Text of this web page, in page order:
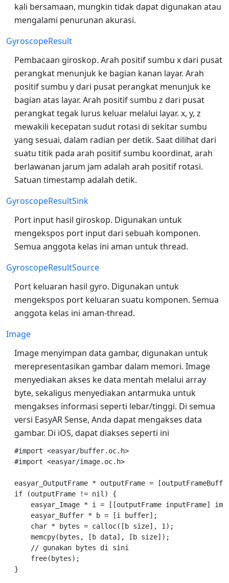
kali bersamaan, mungkin tidak dapat digunakan atau
mengalami penurunan akurasi.
GyroscopeResult
Pembacaan giroskop. Arah positif sumbu x dari pusat
perangkat menunjuk ke bagian kanan layar. Arah
positif sumbu y dari pusat perangkat menunjuk ke
bagian atas layar. Arah positif sumbu z dari pusat
perangkat tegak lurus keluar melalui layar. x, y, z
mewakili kecepatan sudut rotasi di sekitar sumbu
yang sesuai, dalam radian per detik. Saat dilihat dari
suatu titik pada arah positif sumbu koordinat, arah
berlawanan jarum jam adalah arah positif rotasi.
Satuan timestamp adalah detik.
GyroscopeResultSink
Port input hasil giroskop. Digunakan untuk
mengekspos port input dari sebuah komponen.
Semua anggota kelas ini aman untuk thread.
GyroscopeResultSource
Port keluaran hasil gyro. Digunakan untuk
mengekspos port keluaran suatu komponen. Semua
anggota kelas ini aman-thread.
Image
Image menyimpan data gambar, digunakan untuk
merepresentasikan gambar dalam memori. Image
menyediakan akses ke data mentah melalui array
byte, sekaligus menyediakan antarmuka untuk
mengakses informasi seperti lebar/tinggi. Di semua
versi EasyAR Sense, Anda dapat mengakses data
gambar. Di iOS, dapat diakses seperti ini
#import <easyar/buffer.oc.h>
#import <easyar/image.oc.h>
easyar_OutputFrame * outputFrame =
if (outputFrame != nil) {
easyar_Image * i = [[outputFrame inputFrame]
    easyar_Buffer * b = [i buffer];
    char * bytes = calloc([b size], 1);
    memcpy(bytes, [b data], [b size]);
    // gunakan bytes di sini
    free(bytes);